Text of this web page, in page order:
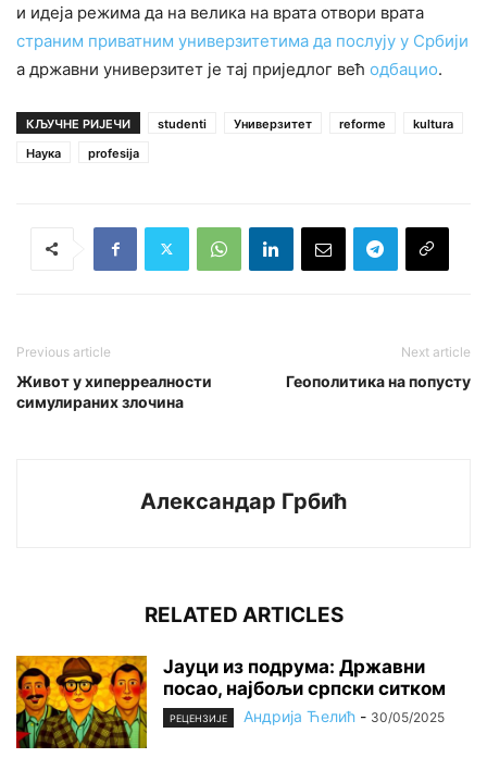
и идеја режима да на велика на врата отвори врата
страним приватним универзитетима да послују у Србији
а државни универзитет је тај приједлог већ одбацио.
КЉУЧНЕ РИЈЕЧИ studenti Универзитет reforme
kultura
Наука
profesija
Previous article
Живот у хиперреалности
симулираних злочина
Next article
Геополитика на попусту
Александар Грбић
RELATED ARTICLES
Јауци из подрума: Државни
посао, најбољи српски ситком
РЕЦЕНЗИЈЕ Андрија Ћелић - 30/05/2025